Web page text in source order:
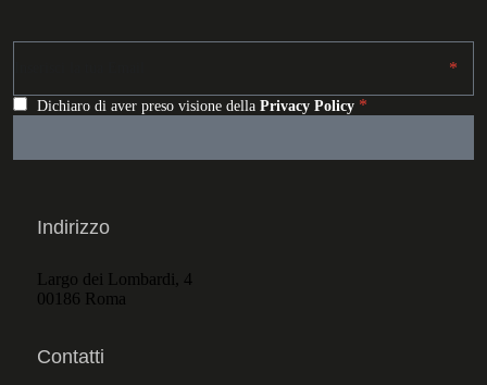
Dichiaro di aver preso visione della Privacy Policy
Indirizzo
Largo dei Lombardi, 4
00186 Roma
Contatti